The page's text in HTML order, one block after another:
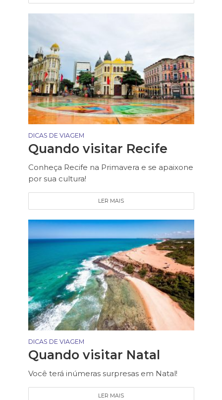
DICAS DE VIAGEM
Quando visitar Recife
Conheça Recife na Primavera e se apaixone
por sua cultura!
LER MAIS
DICAS DE VIAGEM
Quando visitar Natal
Você terá inúmeras surpresas em Natal!
LER MAIS